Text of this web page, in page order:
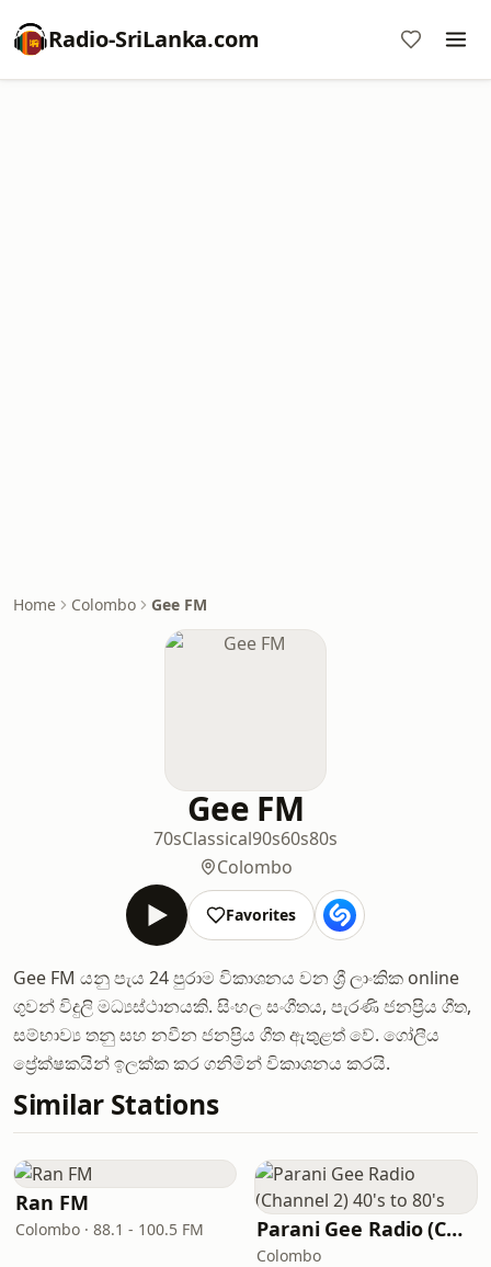
Radio-SriLanka.com
Home Colombo Gee FM
Gee FM
70sClassical90s60s80s
Colombo
Favorites
Gee FM යනු පැය 24 පුරාම විකාශනය වන ශ්‍රී ලාංකික online
ගුවන් විදුලි මධ්‍යස්ථානයකි. සිංහල සංගීතය, පැරණි ජනප්‍රිය ගීත,
සම්භාව්‍ය තනු සහ නවීන ජනප්‍රිය ගීත ඇතුළත් වේ. ගෝලීය
ප්‍රේක්ෂකයින් ඉලක්ක කර ගනිමින් විකාශනය කරයි.
Similar Stations
Ran FM
Colombo · 88.1 - 100.5 FM Parani Gee Radio (Channel 2) 40's to 80's
Colombo